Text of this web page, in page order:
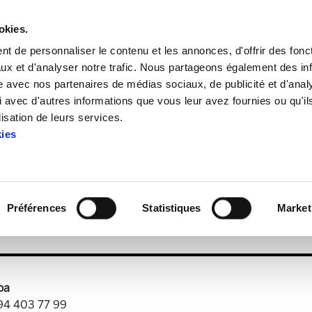
de personnaliser le contenu et les annonces, d'offrir des
et d'analyser notre trafic. Nous partageons également des
avec nos partenaires de médias sociaux, de publicité et
d'autres informations que vous leur avez fournies ou
de leurs services.
Préférences Statistiques
85
403 77 99